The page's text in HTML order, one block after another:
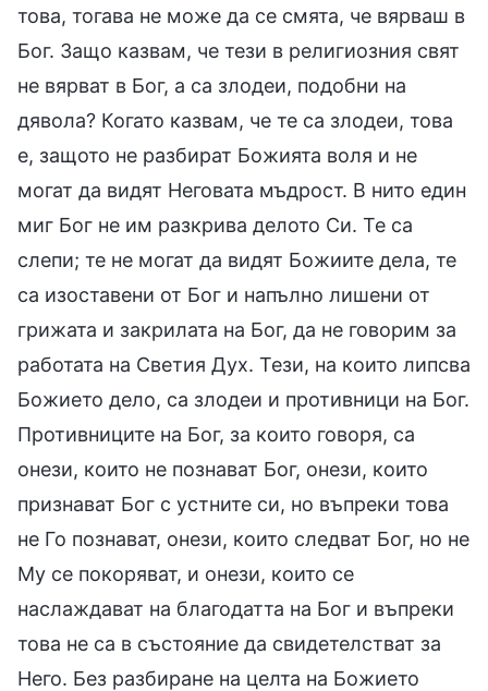
това, тогава не може да се смята, че вярваш в
Бог. Защо казвам, че тези в религиозния свят
не вярват в Бог, а са злодеи, подобни на
дявола? Когато казвам, че те са злодеи, това
е, защото не разбират Божията воля и не
могат да видят Неговата мъдрост. В нито един
миг Бог не им разкрива делото Си. Те са
слепи; те не могат да видят Божиите дела, те
са изоставени от Бог и напълно лишени от
грижата и закрилата на Бог, да не говорим за
работата на Светия Дух. Тези, на които липсва
Божието дело, са злодеи и противници на Бог.
Противниците на Бог, за които говоря, са
онези, които не познават Бог, онези, които
признават Бог с устните си, но въпреки това
не Го познават, онези, които следват Бог, но не
Му се покоряват, и онези, които се
наслаждават на благодатта на Бог и въпреки
това не са в състояние да свидетелстват за
Него. Без разбиране на целта на Божието